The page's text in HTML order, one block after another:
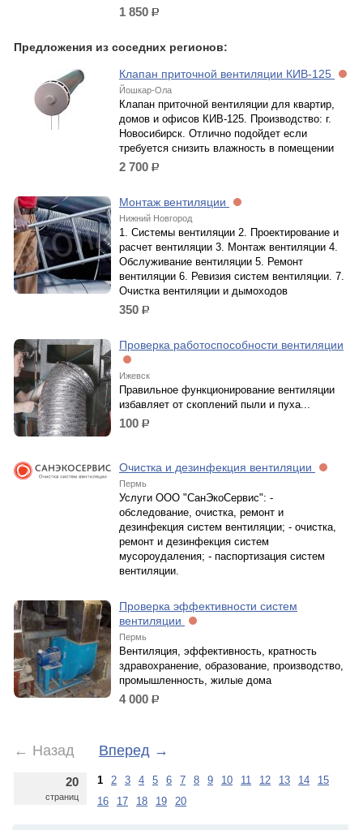
1 850 р.
Предложения из соседних регионов:
Клапан приточной вентиляции КИВ-125
Йошкар-Ола
Клапан приточной вентиляции для квартир,
домов и офисов КИВ-125. Производство: г.
Новосибирск. Отлично подойдет если
требуется снизить влажность в помещении
2 700 р.
Монтаж вентиляции
Нижний Новгород
1. Системы вентиляции 2. Проектирование и
расчет вентиляции 3. Монтаж вентиляции 4.
Обслуживание вентиляции 5. Ремонт
вентиляции 6. Ревизия систем вентиляции. 7.
Очистка вентиляции и дымоходов
350 р.
Проверка работоспособности вентиляции
Ижевск
Правильное функционирование вентиляции
избавляет от скоплений пыли и пуха...
100 р.
Очистка и дезинфекция вентиляции
Пермь
Услуги ООО "СанЭкоСервис": -
обследование, очистка, ремонт и
дезинфекция систем вентиляции; - очистка,
ремонт и дезинфекция систем
мусороудаления; - паспортизация систем
вентиляции.
Проверка эффективности систем
вентиляции
Пермь
Вентиляция, эффективность, кратность
здравохранение, образование, производство,
промышленность, жилые дома
4 000 р.
← Назад Вперед →
20
страниц
1 2 3 4 5 6 7 8 9 10 11 12 13 14
15
16
17 18 19 20